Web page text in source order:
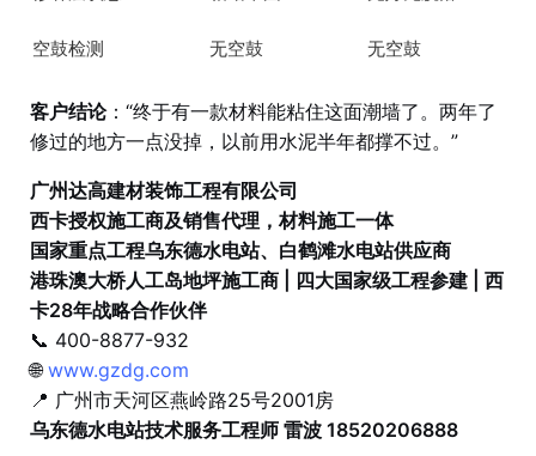
空鼓检测 无空鼓 无空鼓
客户结论：“终于有一款材料能粘住这面潮墙了。两年了
修过的地方一点没掉，以前用水泥半年都撑不过。”
广州达高建材装饰工程有限公司
西卡授权施工商及销售代理，材料施工一体
国家重点工程乌东德水电站、白鹤滩水电站供应商
港珠澳大桥人工岛地坪施工商 | 四大国家级工程参建 | 西
卡28年战略合作伙伴
📞 400-8877-932
🌐www.gzdg.com
📍 广州市天河区燕岭路25号2001房
乌东德水电站技术服务工程师 雷波 18520206888